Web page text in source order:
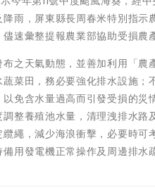
雨，屏東縣長周春米特別指示
速彙整提報農業部協助受損農
之天氣動態，並善加利用「農
菜田，務必要強化排水設施
免含水量過高而引發受損的
整養殖池水量，清理洩排水路
繩，減少海浪衝擊，必要時可
用發電機正常操作及周邊排水疏